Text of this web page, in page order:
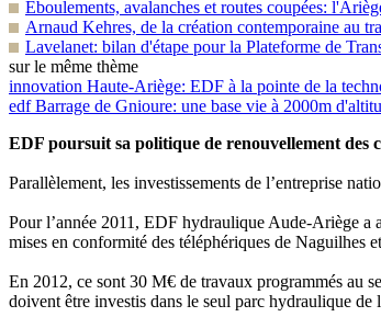
Eboulements, avalanches et routes coupées:
Arnaud Kehres, de la création contemporaine au
Lavelanet: bilan d'étape pour la Plateforme de
sur le même thème
innovation Haute-Ariège: EDF à la pointe de la
edfBarrage de Gnioure: une base vie à 2000m
EDF poursuit sa politique de renouvellement des
Parallèlement, les investissements de l’entreprise
Pour l’année 2011, EDF hydraulique Aude-Ariège a
mises en conformité des téléphériques de Naguilhes
En 2012, ce sont 30 M€ de travaux programmés au
doivent être investis dans le seul parc hydraulique de